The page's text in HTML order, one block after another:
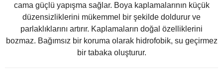
cama güçlü yapışma sağlar. Boya kaplamalarının küçük
düzensizliklerini mükemmel bir şekilde doldurur ve
parlaklıklarını artırır. Kaplamaların doğal özelliklerini
bozmaz. Bağımsız bir koruma olarak hidrofobik, su geçirmez
bir tabaka oluşturur.